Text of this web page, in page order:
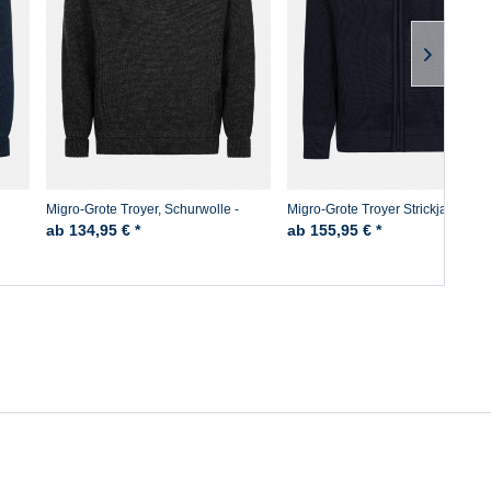
Migro-Grote Troyer, Schurwolle -
Anthrazit
ab 134,95 € *
Migro-Grote Troyer Strickjacke
ab 155,95 € *